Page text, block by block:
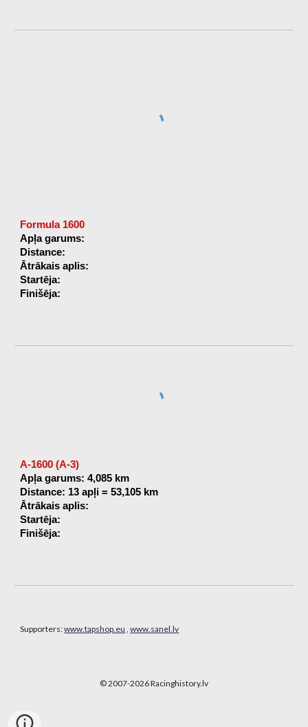
Formula 1600
Apļa garums:
Distance:
Ātrākais aplis:
Startēja:
Finišēja:
A-1600 (A-3)
Apļa garums: 4,085 km
Distance: 13 apļi = 53,105 km
Ātrākais aplis:
Startēja:
Finišēja:
Supporters:www.tapshop.eu ,www.sanel.lv
© 2007-2026Racinghistory.lv